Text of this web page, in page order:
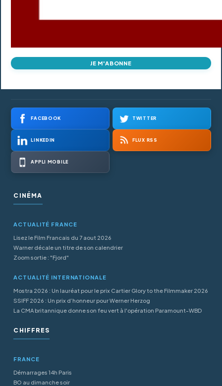
JE M'ABONNE
FACEBOOK TWITTER
LINKEDIN FLUX RSS
APPLI MOBILE
CINÉMA
ACTUALITÉ FRANCE
Lisez le Film Francais du 7 aout 2026
Warner décale un titre de son calendrier
Zoom sortie : "Fjord"
ACTUALITÉ INTERNATIONALE
Mostra 2026 : Un lauréat pour le prix Cartier Glory to the Filmmaker 2026
SSIFF 2026 : Un prix d’honneur pour Werner Herzog
La CMA britannique donne son feu vert à l'opération Paramount-WBD
CHIFFRES
FRANCE
Démarrages 14h Paris
BO au dimanche soir